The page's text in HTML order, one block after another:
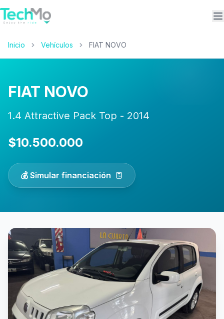
Inicio Vehículos FIAT NOVO
FIAT NOVO
1.4 Attractive Pack Top - 2014
$10.500.000
💰 Simular financiación